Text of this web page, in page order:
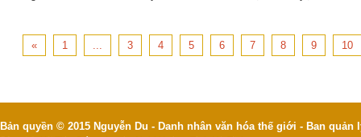
« 1 ... 3 4 5 6 7 8 9 10
Bản quyền © 2015 Nguyễn Du - Danh nhân văn hóa thế giới - Ban